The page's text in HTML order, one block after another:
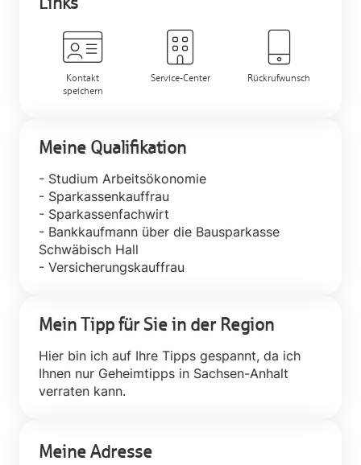
Kontakt
speichern
Service-Center Rückrufwunsch
Meine Qualifikation
- Studium Arbeitsökonomie
- Sparkassenkauffrau
- Sparkassenfachwirt
- Bankkaufmann über die Bausparkasse
Schwäbisch Hall
Mein Tipp für Sie in der Region
Hier bin ich auf Ihre Tipps gespannt, da ich
Ihnen nur Geheimtipps in Sachsen-Anhalt
verraten kann.
Meine Adresse